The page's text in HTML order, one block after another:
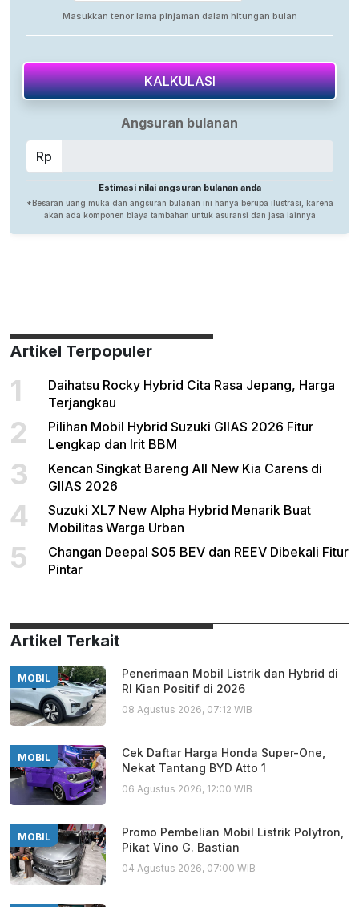
Artikel Terpopuler
1
Daihatsu Rocky Hybrid Cita Rasa Jepang, Harga
Terjangkau
2
Pilihan Mobil Hybrid Suzuki GIIAS 2026 Fitur
Lengkap dan Irit BBM
3
Kencan Singkat Bareng All New Kia Carens di
GIIAS 2026
4
Suzuki XL7 New Alpha Hybrid Menarik Buat
Mobilitas Warga Urban
5
Changan Deepal S05 BEV dan REEV Dibekali Fitur
Pintar
Artikel Terkait
MOBIL
Penerimaan Mobil Listrik dan Hybrid di
RI Kian Positif di 2026
08 Agustus 2026, 07:12 WIB
MOBIL
Cek Daftar Harga Honda Super-One,
Nekat Tantang BYD Atto 1
06 Agustus 2026, 12:00 WIB
MOBIL
Promo Pembelian Mobil Listrik Polytron,
Pikat Vino G. Bastian
04 Agustus 2026, 07:00 WIB